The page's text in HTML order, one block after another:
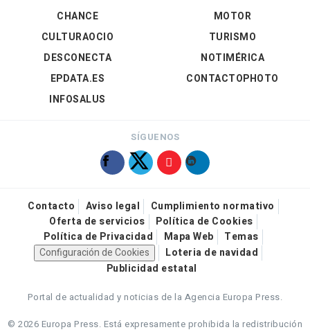
CHANCE
CULTURAOCIO
DESCONECTA
EPDATA.ES
INFOSALUS
MOTOR
TURISMO
NOTIMÉRICA
CONTACTOPHOTO
SÍGUENOS
Contacto Aviso legal
Cumplimiento normativo
Oferta de servicios
Política de Cookies
Política de Privacidad
Mapa Web
Temas
Configuración de Cookies
Loteria de navidad
Publicidad estatal
Portal de actualidad y noticias de la Agencia Europa Press.
© 2026 Europa Press. Está expresamente prohibida la redistribución